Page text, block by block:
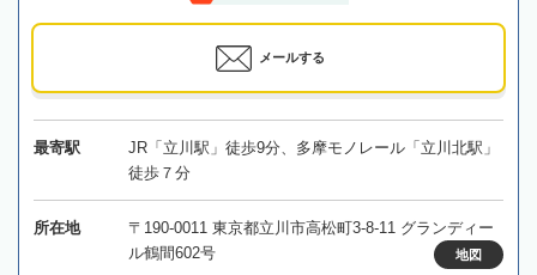
メールする
最寄駅
JR「立川駅」徒歩9分、多摩モノレール「立川北駅」
徒歩７分
所在地
〒190-0011 東京都立川市高松町3-8-11 グランディー
ル鶴間602号
地図